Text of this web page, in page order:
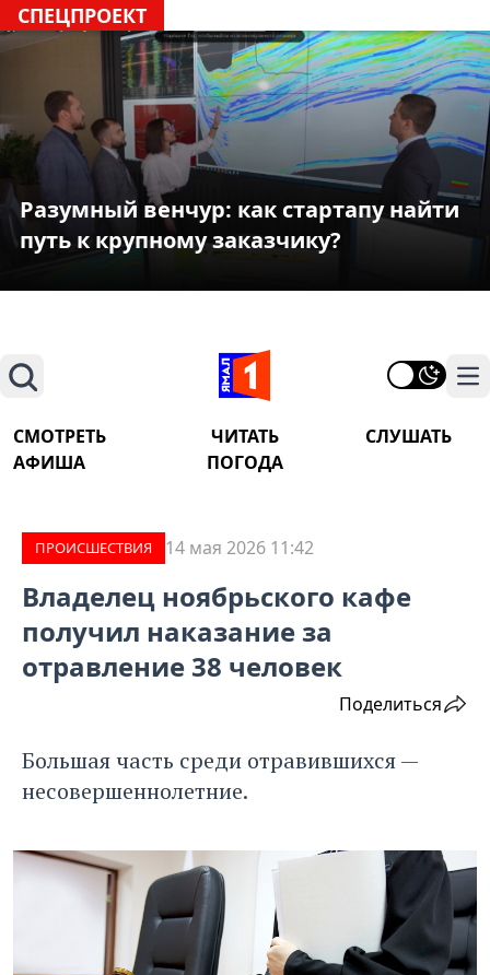
СПЕЦПРОЕКТ
Разумный венчур: как стартапу найти
путь к крупному заказчику?
Поиск
СМОТРЕТЬ ЧИТАТЬ
СЛУШАТЬ
АФИША
ПОГОДА
ПРОИCШЕСТВИЯ 14 мая 2026 11:42
Владелец ноябрьского кафе
получил наказание за
отравление 38 человек
Поделиться
Большая часть среди отравившихся —
несовершеннолетние.